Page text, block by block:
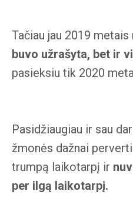
Tačiau jau 2019 metais
buvo užrašyta, bet ir
pasieksiu tik 2020
Pasidžiaugiau ir sau
žmonės dažnai
trumpą laikotarpį ir
per ilgą laikotarpį.